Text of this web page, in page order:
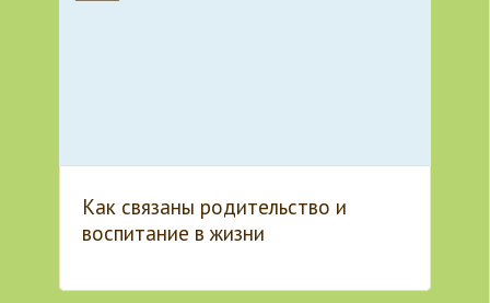
Как связаны родительство и
воспитание в жизни